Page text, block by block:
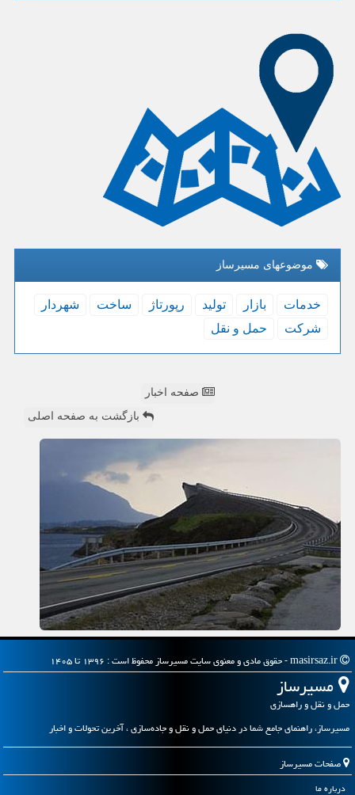
موضوعهای مسیرساز
خدمات بازار تولید رپورتاژ ساخت
شهردار
شركت
حمل و نقل
صفحه اخبار
بازگشت به صفحه اصلی
مسیرساز
حمل و نقل و راهسازی
مسیرساز، راهنمای جامع شما در دنیای حمل و نقل و جاده‌سازی ، آخرین تحولات و اخبار
صفحات مسیرساز
درباره ما